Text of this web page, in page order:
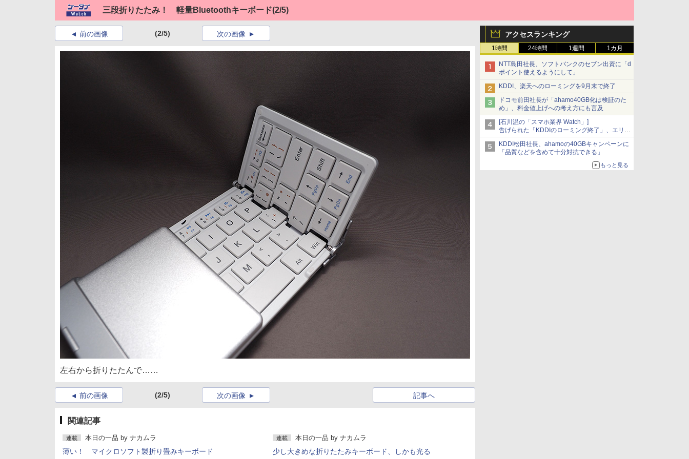
三段折りたたみ！ 軽量Bluetoothキーボード(2/5)
アクセスランキング
1時間 24時間 1週間 1カ月
NTT島田社長、ソフトバンクのセブン出資に「d
ポイント使えるようにして」
KDDI、楽天へのローミングを9月末で終了
ドコモ前田社長が「ahamo40GB化は検証のた
め」、料金値上げへの考え方にも言及
[石川温の「スマホ業界 Watch」]
告げられた「KDDIのローミング終了」、エリア
マップの落とし穴と楽天モバイルの課題
KDDI松田社長、ahamoの40GBキャンペーンに
「品質などを含めて十分対抗できる」
もっと見る
前の画像 (2/5) 次の画像
左右から折りたたんで……
前の画像 (2/5) 記事へ
次の画像
関連記事
連載 本日の一品 by ナカムラ
薄い！ マイクロソフト製折り畳みキーボード
連載 本日の一品 by ナカムラ
少し大きめな折りたたみキーボード、しかも光る